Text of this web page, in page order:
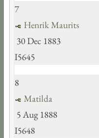
7
Henrik Maurits
30 Dec 1883
I5645
8
Matilda
5 Aug 1888
I5648